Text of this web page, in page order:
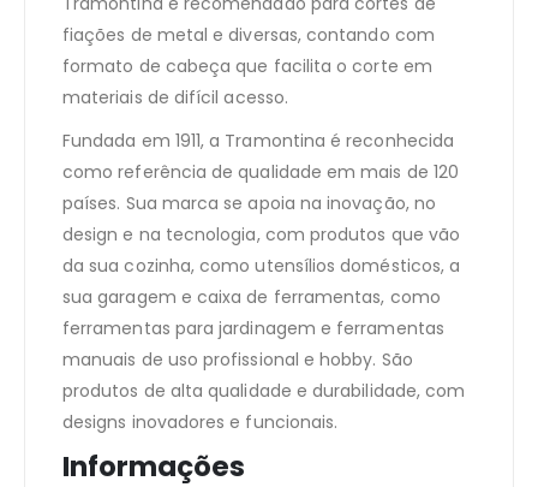
fiações de metal e diversas, contando com
formato de cabeça que facilita o corte em
materiais de difícil acesso.
Fundada em 1911, a Tramontina é reconhecida
como referência de qualidade em mais de 120
países. Sua marca se apoia na inovação, no
design e na tecnologia, com produtos que vão
da sua cozinha, como utensílios domésticos, a
sua garagem e caixa de ferramentas, como
ferramentas para jardinagem e ferramentas
manuais de uso profissional e hobby. São
produtos de alta qualidade e durabilidade, com
designs inovadores e funcionais.
Informações